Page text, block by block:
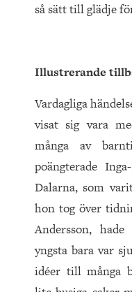
så sätt till glädje
Illustrerande
Vardagliga
visat sig vara
många av
poängterade
Dalarna, som
hon tog över
Andersson,
yngsta bara var
idéer till många